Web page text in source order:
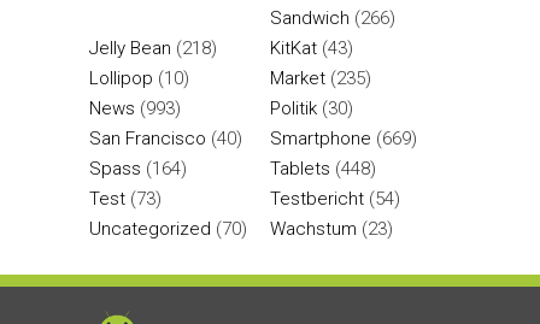
Sandwich (266)
Jelly Bean (218) KitKat (43)
Lollipop (10) Market (235)
News (993) Politik (30)
San Francisco (40) Smartphone (669)
Spass (164) Tablets (448)
Test (73) Testbericht (54)
Uncategorized (70) Wachstum (23)